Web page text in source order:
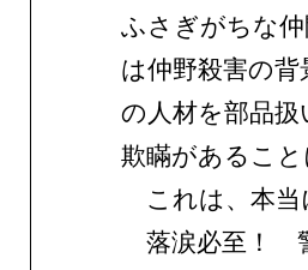
ふさぎがちな
は仲野殺害の
の人材を部品
欺瞞があること
これは、本当
落涙必至！